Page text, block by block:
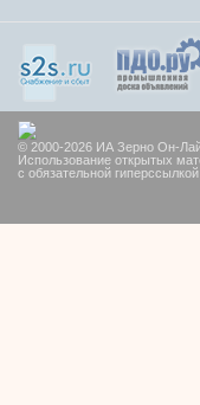
© 2000-2026 ИА Зерно Он-
Использование открытых
с обязательной